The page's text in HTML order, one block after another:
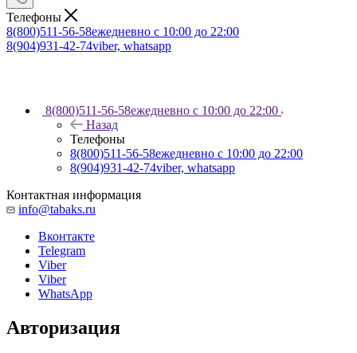
Телефоны
8(800)511-56-58ежедневно с 10:00 до 22:00
8(904)931-42-74viber, whatsapp
8(800)511-56-58ежедневно с 10:00 до 22:00
Назад
Телефоны
8(800)511-56-58ежедневно с 10:00 до 22:00
8(904)931-42-74viber, whatsapp
Контактная информация
info@tabaks.ru
Вконтакте
Telegram
Viber
Viber
WhatsApp
Авторизация